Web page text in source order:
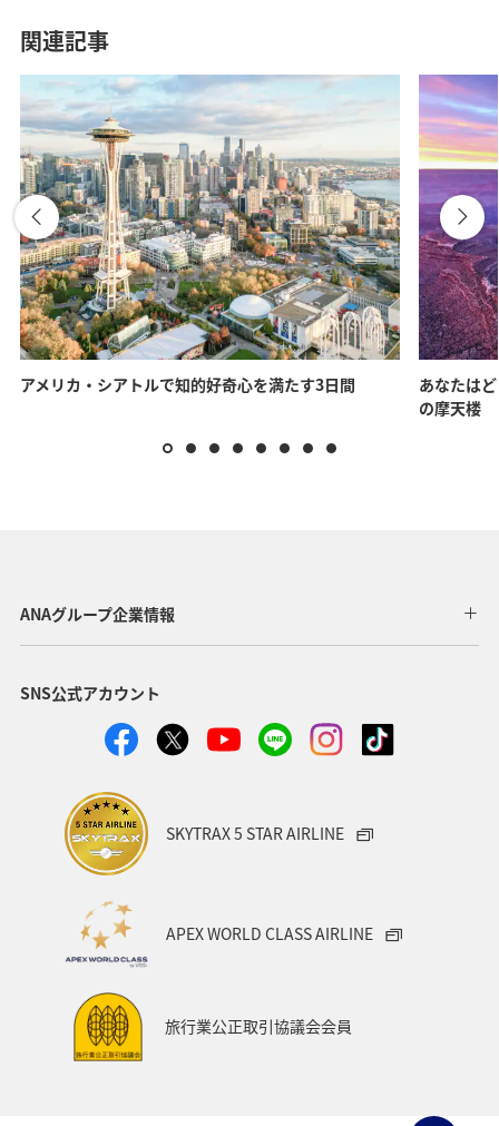
関連記事
アメリカ・シアトルで知的好奇心を満たす3日間
あなたは
の摩天楼
ANAグループ企業情報
SNS公式アカウント
SKYTRAX 5 STAR AIRLINE
APEX WORLD CLASS AIRLINE
旅行業公正取引協議会会員